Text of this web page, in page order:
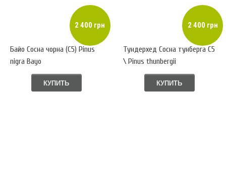
2 400 грн
Байо Сосна чорна (С5) Pinus
nigra Bayo
КУПИТЬ
2 400 грн
Тундерхед Сосна тунберга С5
\ Pinus thunbergii
Thunderhead
КУПИТЬ